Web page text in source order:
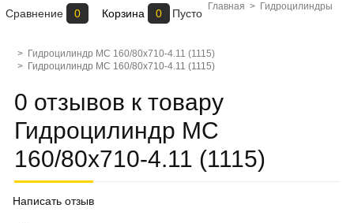
Сравнение 0 Корзина 0 Пусто
Главная > Гидроцилиндры
> Гидроцилиндр МС 160/80х710-4.11 (1115)
> Гидроцилиндр МС 160/80х710-4.11 (1115)
0 отзывов к товару
Гидроцилиндр МС
160/80х710-4.11 (1115)
Написать отзыв